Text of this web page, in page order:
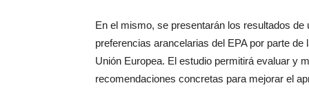
En el mismo, se presentarán los resultados
preferencias arancelarias del EPA por parte
Unión Europea. El estudio permitirá evaluar y
recomendaciones concretas para mejorar el